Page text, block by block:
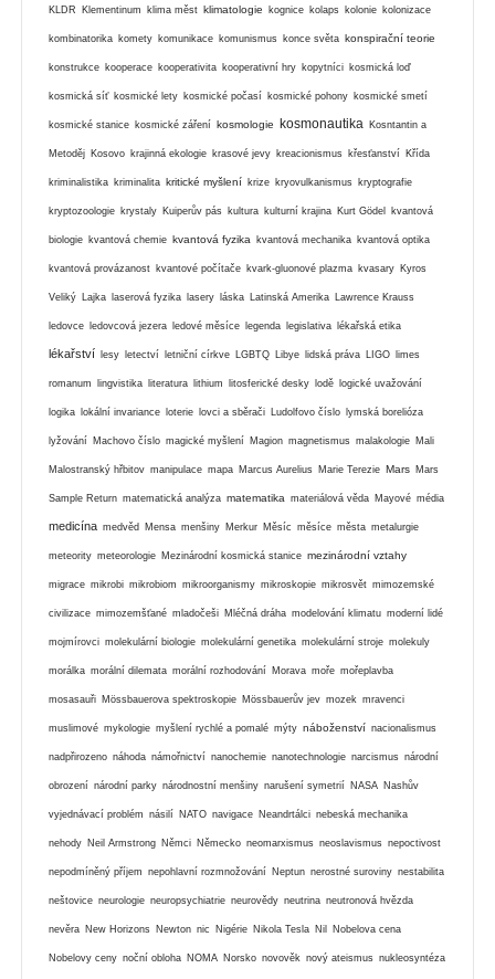
KLDR Klementinum klima měst klimatologie kognice kolaps kolonie kolonizace
kombinatorika komety komunikace komunismus konce světa konspirační teorie
konstrukce kooperace kooperativita kooperativní hry kopytníci kosmická loď
kosmická síť kosmické lety kosmické počasí kosmické pohony kosmické smetí
kosmické stanice kosmické záření kosmologie kosmonautika Kosntantin a
Metoděj Kosovo krajinná ekologie krasové jevy kreacionismus křesťanství Křída
kriminalistika kriminalita kritické myšlení krize kryovulkanismus kryptografie
kryptozoologie krystaly Kuiperův pás kultura kulturní krajina Kurt Gödel kvantová
biologie kvantová chemie kvantová fyzika kvantová mechanika kvantová optika
kvantová provázanost kvantové počítače kvark-gluonové plazma kvasary Kyros
Veliký Lajka laserová fyzika lasery láska Latinská Amerika Lawrence Krauss
ledovce ledovcová jezera ledové měsíce legenda legislativa lékařská etika
lékařství lesy letectví letniční církve LGBTQ Libye lidská práva LIGO limes
romanum lingvistika literatura lithium litosferické desky lodě logické uvažování
logika lokální invariance loterie lovci a sběrači Ludolfovo číslo lymská borelióza
lyžování Machovo číslo magické myšlení Magion magnetismus malakologie Mali
Malostranský hřbitov manipulace mapa Marcus Aurelius Marie Terezie Mars Mars
Sample Return matematická analýza matematika materiálová věda Mayové média
medicína medvěd Mensa menšiny Merkur Měsíc měsíce města metalurgie
meteority meteorologie Mezinárodní kosmická stanice mezinárodní vztahy
migrace mikrobi mikrobiom mikroorganismy mikroskopie mikrosvět mimozemské
civilizace mimozemšťané mladočeši Mléčná dráha modelování klimatu moderní lidé
mojmírovci molekulární biologie molekulární genetika molekulární stroje molekuly
morálka morální dilemata morální rozhodování Morava moře mořeplavba
mosasauři Mössbauerova spektroskopie Mössbauerův jev mozek mravenci
muslimové mykologie myšlení rychlé a pomalé mýty náboženství nacionalismus
nadpřirozeno náhoda námořnictví nanochemie nanotechnologie narcismus národní
obrození národní parky národnostní menšiny narušení symetrií NASA Nashův
vyjednávací problém násilí NATO navigace Neandrtálci nebeská mechanika
nehody Neil Armstrong Němci Německo neomarxismus neoslavismus nepoctivost
nepodmíněný příjem nepohlavní rozmnožování Neptun nerostné suroviny nestabilita
neštovice neurologie neuropsychiatrie neurovědy neutrina neutronová hvězda
nevěra New Horizons Newton nic Nigérie Nikola Tesla Nil Nobelova cena
Nobelovy ceny noční obloha NOMA Norsko novověk nový ateismus nukleosyntéza